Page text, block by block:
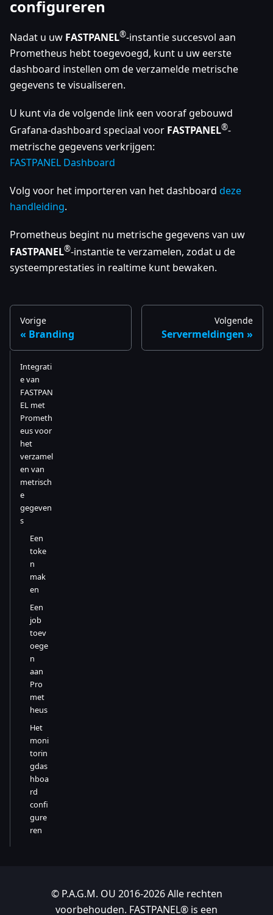
configureren
Nadat u uw FASTPANEL®-instantie succesvol aan
Prometheus hebt toegevoegd, kunt u uw eerste
dashboard instellen om de verzamelde metrische
gegevens te visualiseren.
U kunt via de volgende link een vooraf gebouwd
Grafana-dashboard speciaal voor FASTPANEL®-
metrische gegevens verkrijgen:
FASTPANEL Dashboard
Volg voor het importeren van het dashboard deze
handleiding.
Prometheus begint nu metrische gegevens van uw
FASTPANEL®-instantie te verzamelen, zodat u de
systeemprestaties in realtime kunt bewaken.
Vorige
Branding
Volgende
Servermeldingen
Integrati
e van
FASTPAN
EL met
Prometh
eus voor
het
verzamel
en van
metrisch
e
gegeven
s
Een
toke
n
mak
en
Een
job
toev
oege
n
aan
Pro
met
heus
Het
moni
torin
gdas
hboa
rd
confi
gure
ren
© P.A.G.M. OU 2016-2026 Alle rechten
voorbehouden. FASTPANEL® is een